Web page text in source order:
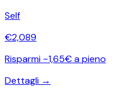
Self
€2,089
Risparmi ~1,65€ a pieno
Dettagli →